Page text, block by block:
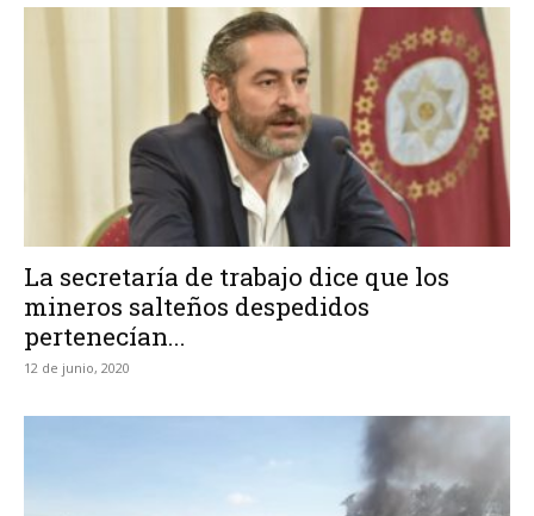
La secretaría de trabajo dice que los
mineros salteños despedidos
pertenecían...
12 de junio, 2020